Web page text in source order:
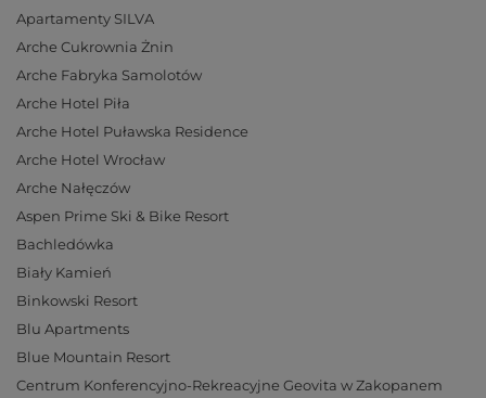
Apartamenty SILVA
Arche Cukrownia Żnin
Arche Fabryka Samolotów
Arche Hotel Piła
Arche Hotel Puławska Residence
Arche Hotel Wrocław
Arche Nałęczów
Aspen Prime Ski & Bike Resort
Bachledówka
Biały Kamień
Binkowski Resort
Blu Apartments
Blue Mountain Resort
Centrum Konferencyjno-Rekreacyjne Geovita w Zakopanem